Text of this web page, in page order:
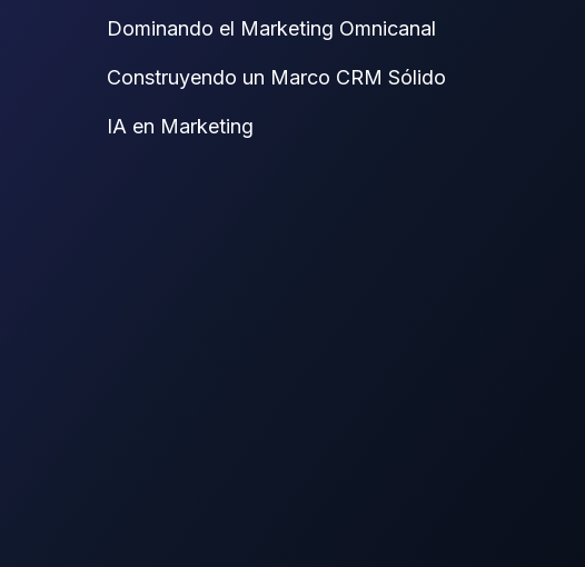
Dominando el Marketing Omnicanal
Construyendo un Marco CRM Sólido
IA en Marketing